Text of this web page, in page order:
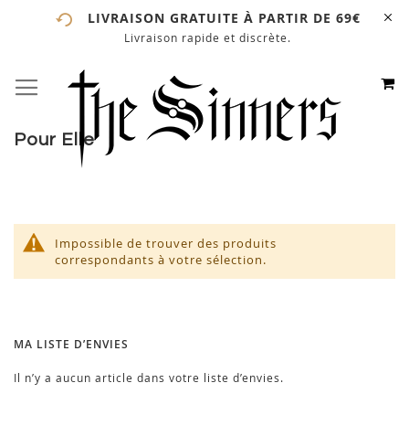
LIVRAISON GRATUITE À PARTIR DE 69€
Livraison rapide et discrète.
ALLEZ
# ENTREZ AU MOINS 3 CARACTÈRES POUR LANCER LA
# APPUYEZ SUR LA TOUCHE "ENTRER" POUR LANCER
LA RECHERCHE
Pour Elle
Impossible de trouver des produits
correspondants à votre sélection.
MA LISTE D’ENVIES
Il n’y a aucun article dans votre liste d’envies.